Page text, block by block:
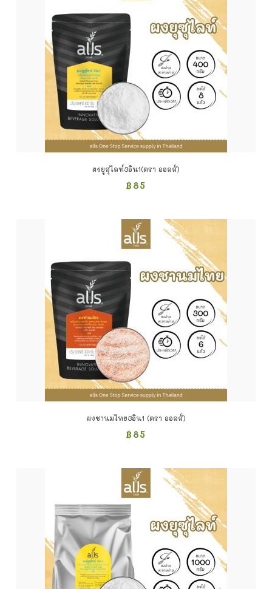
ผงยูสุไลท์3อิน1(ตรา ออลส์)
฿ 85
ผงชานมไทย3อิน1 (ตรา ออลส์)
฿ 85